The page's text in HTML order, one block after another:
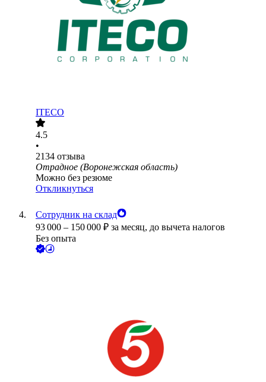
ITECO
4.5
•
2134 отзыва
Отрадное (Воронежская область)
Можно без резюме
Откликнуться
Сотрудник на склад
93 000 – 150 000 ₽ за месяц, до вычета налогов
Без опыта